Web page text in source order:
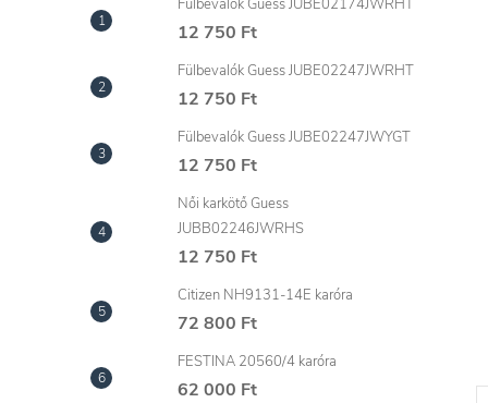
l
Fülbevalók Guess JUBE02174JWRHT
12 750 Ft
Fülbevalók Guess JUBE02247JWRHT
12 750 Ft
Fülbevalók Guess JUBE02247JWYGT
12 750 Ft
Női karkötő Guess
JUBB02246JWRHS
12 750 Ft
Citizen NH9131-14E karóra
72 800 Ft
FESTINA 20560/4 karóra
62 000 Ft